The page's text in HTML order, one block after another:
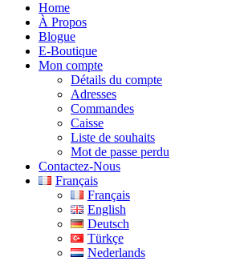
Home
À Propos
Blogue
E-Boutique
Mon compte
Détails du compte
Adresses
Commandes
Caisse
Liste de souhaits
Mot de passe perdu
Contactez-Nous
Français
Français
English
Deutsch
Türkçe
Nederlands